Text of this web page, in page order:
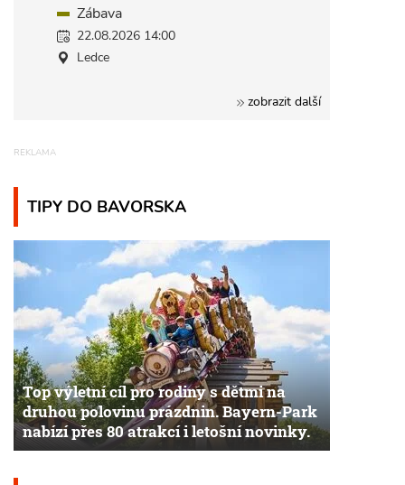
Zábava
22.08.2026 14:00
Ledce
zobrazit další
TIPY DO BAVORSKA
Top výletní cíl pro rodiny s dětmi na
druhou polovinu prázdnin. Bayern-Park
nabízí přes 80 atrakcí i letošní novinky.